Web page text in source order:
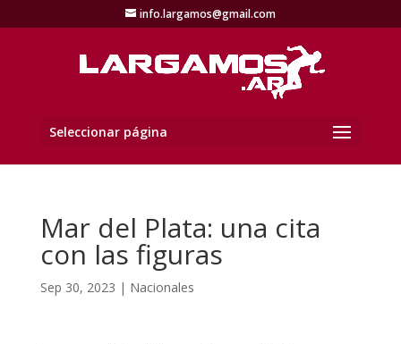
info.largamos@gmail.com
Seleccionar página
Mar del Plata: una cita
con las figuras
Sep 30, 2023 | Nacionales